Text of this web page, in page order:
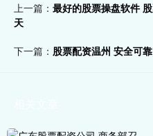
上一篇： 最好的股票操盘软件
天
下一篇： 股票配资温州 安全可